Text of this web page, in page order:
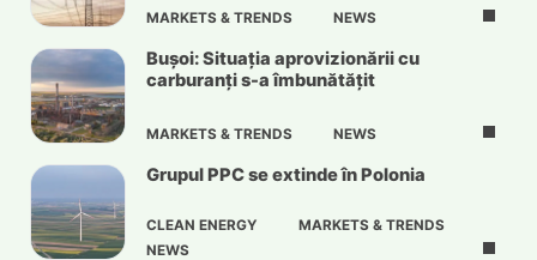
MARKETS & TRENDS NEWS
Bușoi: Situația aprovizionării cu
carburanți s-a îmbunătățit
MARKETS & TRENDS NEWS
Grupul PPC se extinde în Polonia
CLEAN ENERGY
MARKETS & TRENDS
NEWS